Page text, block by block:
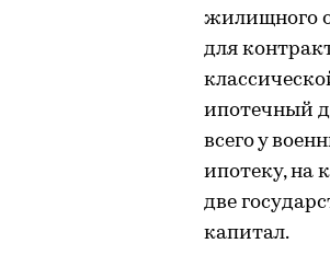
жилищного
для
ипотечный
всего у
ипотеку, на
две
капитал.